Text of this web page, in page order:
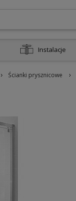
Instalacje
› Ścianki prysznicowe ›